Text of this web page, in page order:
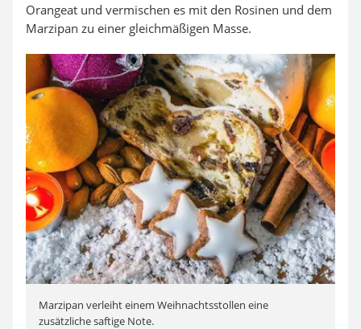
Orangeat und vermischen es mit den Rosinen und dem
Marzipan zu einer gleichmäßigen Masse.
Marzipan verleiht einem Weihnachtsstollen eine
zusätzliche saftige Note.